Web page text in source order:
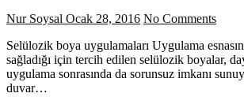
Nur Soysal Ocak 28, 2016 No Comments
Selülozik boya uygulamaları Uygulama
sağladığı için tercih edilen selülozik boyalar,
uygulama sonrasında da sorunsuz imkanı
duvar…